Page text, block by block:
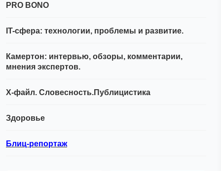
PRO BONO
IT-сфера: технологии, проблемы и развитие.
Камертон: интервью, обзоры, комментарии,
мнения экспертов.
Х-файл. Словесность.Публицистика
Здоровье
Блиц-репортаж